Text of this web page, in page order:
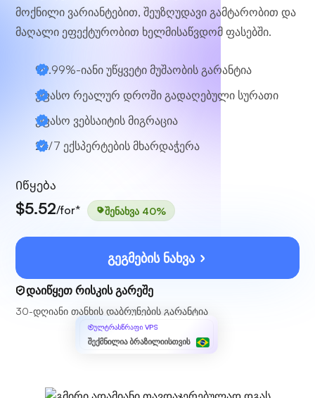
მოქნილი ვარიანტებით, შეუზღუდავი გამტარობით და
მაღალი ეფექტურობით ხელმისაწვდომ ფასებში.
99.99%-იანი უწყვეტი მუშაობის გარანტია
უფასო რეალურ დროში გადაღებული სურათი
უფასო ვებსაიტის მიგრაცია
24/7 ექსპერტების მხარდაჭერა
Იწყება
$5.52/for* შენახვა 40%
გეგმების ნახვა
დაიწყეთ რისკის გარეშე
30-დღიანი თანხის დაბრუნების გარანტია
ულტრასწრაფი VPS
შექმნილია ბრაზილიისთვის